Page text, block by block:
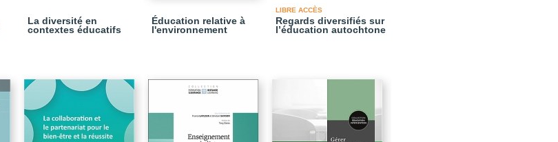
La diversité en
contextes éducatifs
Éducation relative à
l'environnement
LIBRE ACCÈS
Regards diversifiés sur
l’éducation autochtone